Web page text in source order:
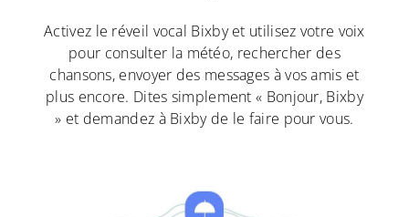
Activez le réveil vocal Bixby et utilisez votre voix
pour consulter la météo, rechercher des
chansons, envoyer des messages à vos amis et
plus encore. Dites simplement « Bonjour, Bixby
» et demandez à Bixby de le faire pour vous.